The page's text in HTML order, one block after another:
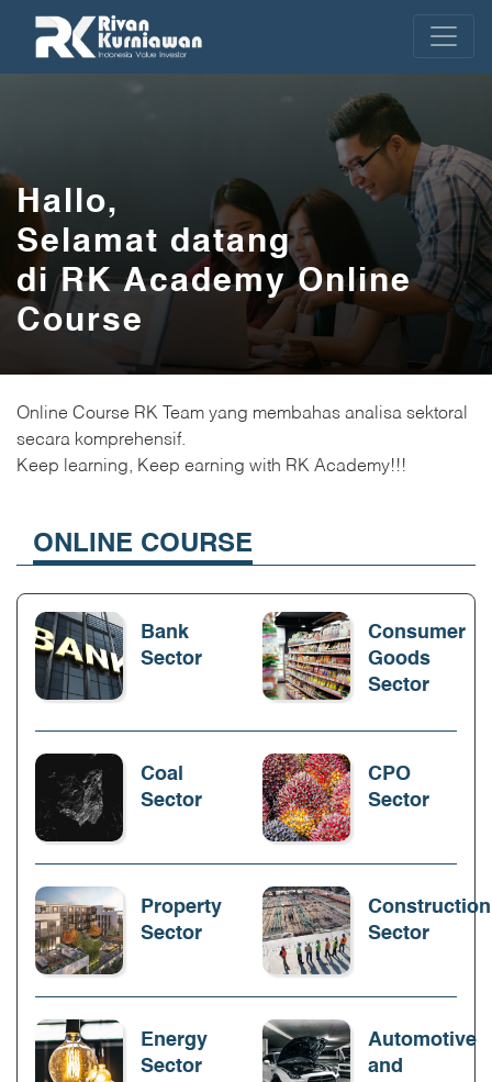
Hallo,
Selamat datang
di RK Academy Online
Course
Online Course RK Team yang membahas analisa sektoral
secara komprehensif.
Keep learning, Keep earning with RK Academy!!!
ONLINE COURSE
Bank
Sector
Consumer
Goods
Sector
Coal
Sector
CPO
Sector
Property
Sector
Construction
Sector
Energy
Sector
Automotive
and